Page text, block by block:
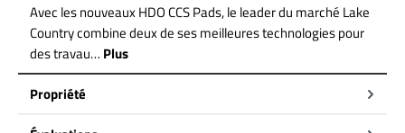
Avec les nouveaux HDO CCS Pads, le leader du marché Lake
Country combine deux de ses meilleures technologies pour
des travau… Plus
Propriété